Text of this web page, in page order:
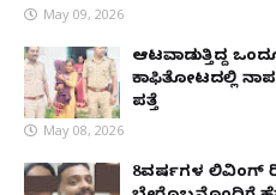
May 09, 2026
ಆಟವಾಡುತ್ತಿದ್ದ
ಕಾಫಿತೋಟದಲ್ಲಿ
ಪತ್ತೆ
May 08, 2026
8ವರ್ಷಗಳ ಲಿವಿಂಗ್‌